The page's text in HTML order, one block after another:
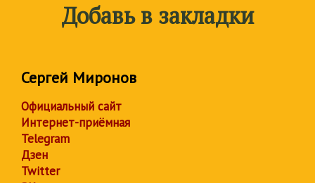
Добавь в закладки
Сергей Миронов
Официальный сайт
Интернет-приёмная
Telegram
Дзен
Twitter